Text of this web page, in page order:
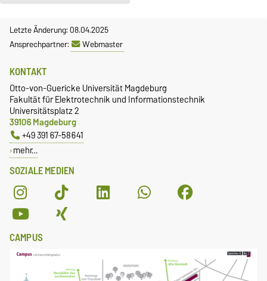
Letzte Änderung: 08.04.2025
Ansprechpartner:
Webmaster
SOZIALE MEDIEN
KONTAKT
Otto-von-Guericke Universität Magdeburg
Fakultät für Elektrotechnik und Informationstechnik
Universitätsplatz 2
39106 Magdeburg
+49 391 67-58641
mehr…
CAMPUS